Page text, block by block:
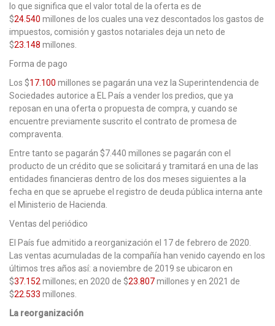
lo que significa que el valor total de la oferta es de
$24.540 millones de los cuales una vez descontados los gastos de
impuestos, comisión y gastos notariales deja un neto de
$23.148 millones.
Forma de pago
Los $17.100 millones se pagarán una vez la Superintendencia de
Sociedades autorice a EL País a vender los predios, que ya
reposan en una oferta o propuesta de compra, y cuando se
encuentre previamente suscrito el contrato de promesa de
compraventa.
Entre tanto se pagarán $7.440 millones se pagarán con el
producto de un crédito que se solicitará y tramitará en una de las
entidades financieras dentro de los dos meses siguientes a la
fecha en que se apruebe el registro de deuda pública interna ante
el Ministerio de Hacienda.
Ventas del periódico
El País fue admitido a reorganización el 17 de febrero de 2020.
Las ventas acumuladas de la compañía han venido cayendo en los
últimos tres años así: a noviembre de 2019 se ubicaron en
$37.152 millones; en 2020 de $23.807millones y en 2021 de
$22.533 millones.
La reorganización